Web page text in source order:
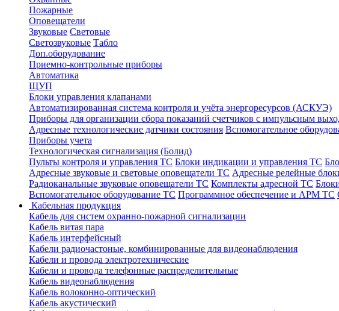
Пожарные
Оповещатели
Звуковые Световые
Светозвуковые Табло
Доп.оборудование
Приемно-контрольные приборы
Автоматика
ЩУП
Блоки управления клапанами
Автоматизированная система контроля и учёта энергоресурсов (АСКУЭ)
Приборы для организации сбора показаний счетчиков с импульсным
Адресные технологические датчики состояния Вспомогательное
Приборы учета
Технологическая сигнализация (Болид)
Пульты контроля и управления ТС Блоки индикации и управления ТС
Адресные звуковые и световые оповещатели ТС Адресные релейные
Радиоканальные звуковые оповещатели ТС Комплекты адресной ТС
Вспомогательное оборудование ТС Программное обеспечение и АРМ ТС
Кабельная продукция
Кабель для систем охранно-пожарной сигнализации
Кабель витая пара
Кабель интерфейсный
Кабели радиочастоные, комбинированные для видеонаблюдения
Кабели и провода электротехнические
Кабели и провода телефонные распределительные
Кабель видеонаблюдения
Кабель волоконно-оптический
Кабель акустический